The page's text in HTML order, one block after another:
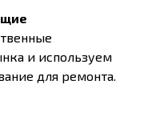
и используем
для ремонта.